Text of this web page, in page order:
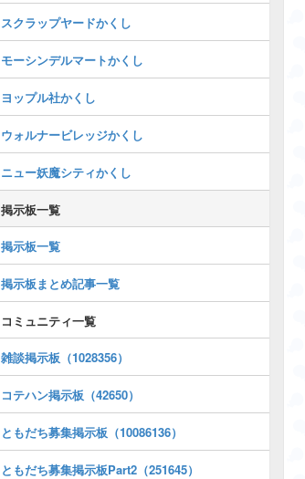
スクラップヤードかくし
モーシンデルマートかくし
ヨップル社かくし
ウォルナービレッジかくし
ニュー妖魔シティかくし
掲示板一覧
掲示板一覧
掲示板まとめ記事一覧
コミュニティ一覧
雑談掲示板（1028356）
コテハン掲示板（42650）
ともだち募集掲示板（10086136）
ともだち募集掲示板Part2（251645）